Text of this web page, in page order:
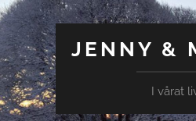
JENNY &
I vårat